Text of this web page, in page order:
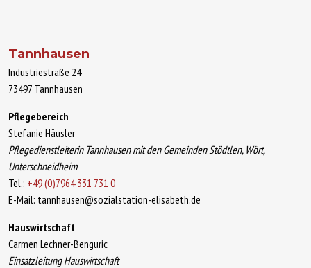
Tannhausen
Industriestraße 24
73497 Tannhausen
Pflegebereich
Stefanie Häusler
Pflegedienstleiterin Tannhausen mit den Gemeinden Stödtlen, Wört,
Unterschneidheim
Tel.: +49 (0)7964 331 731 0
E-Mail: tannhausen@sozialstation-elisabeth.de
Hauswirtschaft
Carmen Lechner-Benguric
Einsatzleitung Hauswirtschaft